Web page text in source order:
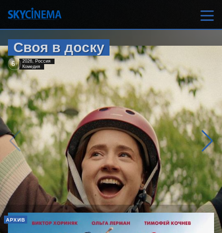
Своя в доску
6+
2026, Россия
Комедия
АРХИВ